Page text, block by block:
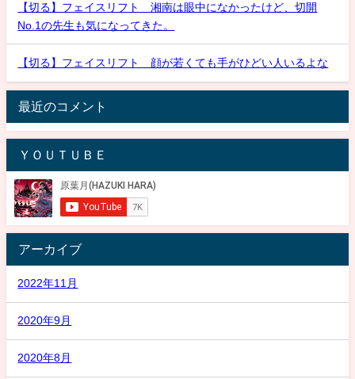
【切る】フェイスリフト 湘南は眼中になかったけど、切開
No.1の先生も気になってきた。
【切る】フェイスリフト 顔が若くても手がひどい人いるよな
最近のコメント
ＹＯＵＴＵＢＥ
アーカイブ
2022年11月
2020年9月
2020年8月